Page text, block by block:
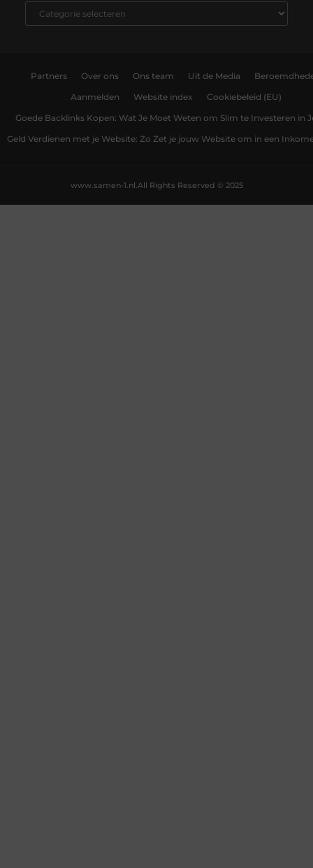
Partners Over ons Ons team Uit de Media
Aanmelden Website index Cookiebeleid (EU)
Goede Backlinks Kopen: Wat Je Moet Weten om Slim te Investeren in
Geld Verdienen met je Website: Zo Zet je jouw Website om in een
All Rights Reserved © 2025
www.samen-1.nl.